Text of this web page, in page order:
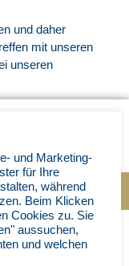
und daher
mit unseren
unseren
Heimann 2025
und Marketing-
für Ihre
während
Beim Klicken
Cookies zu. Sie
aussuchen,
und welchen